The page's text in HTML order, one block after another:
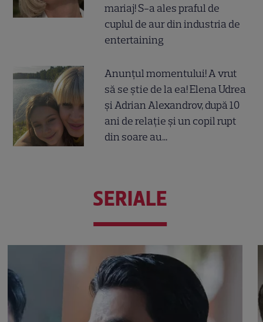
mariaj! S-a ales praful de
cuplul de aur din industria de
entertaining
Anunțul momentului! A vrut
să se știe de la ea! Elena Udrea
și Adrian Alexandrov, după 10
ani de relație și un copil rupt
din soare au...
SERIALE